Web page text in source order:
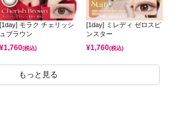
[1day] モラク チェリッシ
ュブラウン
¥1,760(税込)
[1day] ミレディ ゼロスピ
ンスター
¥1,760(税込)
もっと見る